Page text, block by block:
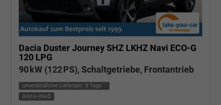
Dacia DusterJourney SHZ LKHZ Navi ECO-G
120 LPG
90 kW (122 PS), Schaltgetriebe, Frontantrieb
unverbindliche Lieferzeit: 8 Tage
Arktis-Weiß